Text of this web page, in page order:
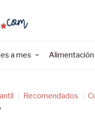
a mes Alimentación
Recomendados